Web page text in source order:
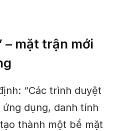
– mặt trận mới
“Các trình duyệt
dụng, danh tính
thành một bề mặt